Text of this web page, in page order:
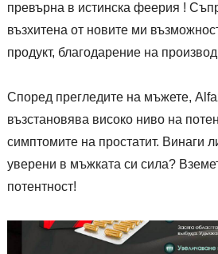
превърна в истинска феерия !
възхитена от новите ми
продукт, благодарение на
Според прегледите на мъжете,
възстановява високо ниво на
симптомите на простатит. Винаги
уверени в мъжката си сила?
потентност!